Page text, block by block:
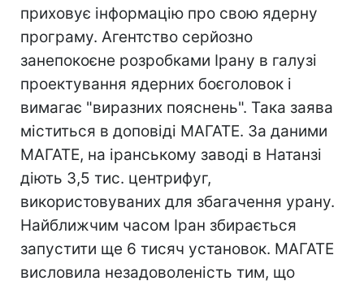
приховує інформацію про свою ядерну
програму. Агентство серйозно
занепокоєне розробками Ірану в галузі
проектування ядерних боєголовок і
вимагає "виразних пояснень". Така заява
міститься в доповіді МАГАТЕ. За даними
МАГАТЕ, на іранському заводі в Натанзі
діють 3,5 тис. центрифуг,
використовуваних для збагачення урану.
Найближчим часом Іран збирається
запустити ще 6 тисяч установок. МАГАТЕ
висловила незадоволеність тим, що